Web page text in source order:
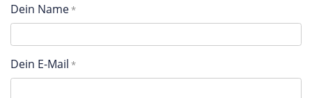
Dein Name
Dein E-Mail